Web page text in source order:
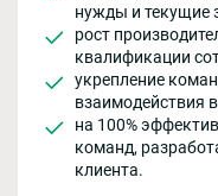
нужды и текущие
рост
квалификации
укрепление
взаимодействия
на 100%
команд,
клиента.